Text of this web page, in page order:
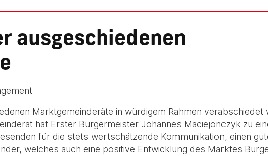
ausgeschiedenen
Marktgemeinderäte in würdigem Rahmen verabschiedet
hat Erster Bürgermeister Johannes Maciejonczyk zu
für die stets wertschätzende Kommunikation, einen
welches auch eine positive Entwicklung des Marktes